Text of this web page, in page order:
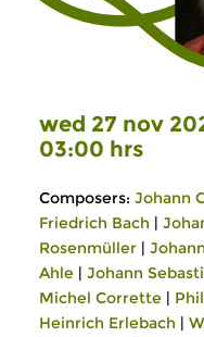
wed 27 nov
03:00 hrs
Composers: Johann
Friedrich Bach |
Rosenmüller |
Ahle | Johann
Michel Corrette |
Heinrich Erlebach |